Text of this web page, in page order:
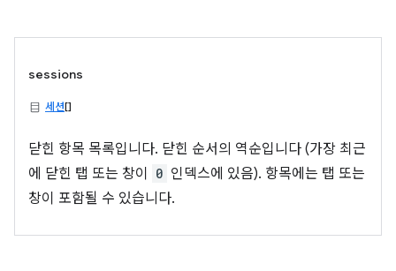
sessions
세션[]
닫힌 항목 목록입니다. 닫힌 순서의 역순입니다 (가장 최근
에 닫힌 탭 또는 창이
0 인덱스에 있음). 항목에는 탭 또는
창이 포함될 수 있습니다.